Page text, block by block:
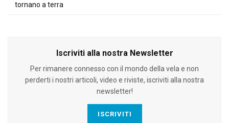
tornano a terra
Iscriviti alla nostra Newsletter
Per rimanere connesso con il mondo della vela e non
perderti i nostri articoli, video e riviste, iscriviti alla nostra
newsletter!
ISCRIVITI